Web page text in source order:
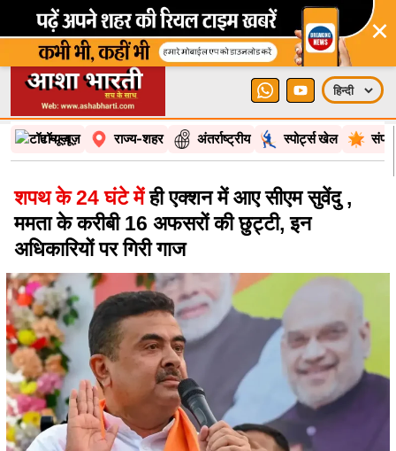
×
टॉप न्यूज़ राज्य-शहर अंतर्राष्ट्रीय स्पोर्ट्स खेल
शपथ के 24 घंटे मेंही एक्शन में आए सीएम सुवेंदु ,
ममता के करीबी 16 अफसरों की छुट्टी, इन
अधिकारियों पर गिरी गाज